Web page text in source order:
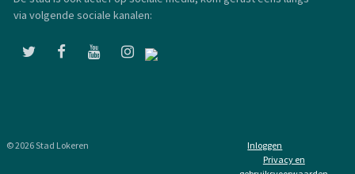
via volgende sociale kanalen:
© 2026 Stad Lokeren
Inloggen
Privacy en